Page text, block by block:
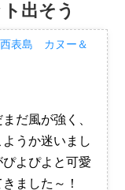
出そう
西表島 カヌー＆
だ風が強く、
うか迷いまし
よぴよと可愛
ました～！